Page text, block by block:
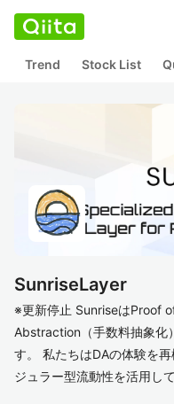
Trend Stock List
SunriseLayer
※更新停止 SunriseはProof
Abstraction（手数料抽象化
す。 私たちはDAの体験を
ジュラー型流動性を活用し